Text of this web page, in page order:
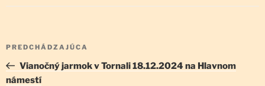
Navigácia
článku
Predchádzajúci
článok
PREDCHÁDZAJÚCA
Vianočný jarmok v Tornali 18.12.2024 na Hlavnom
námestí